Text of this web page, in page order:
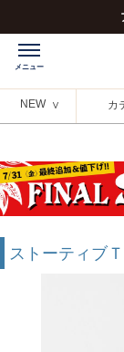
NEW カ
ストーティブ